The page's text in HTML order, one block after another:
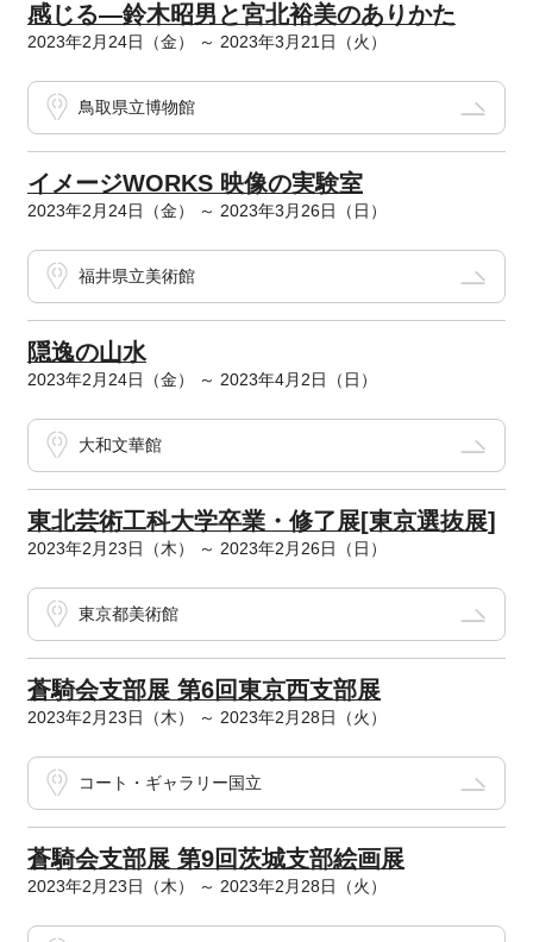
感じる―鈴木昭男と宮北裕美のありかた
2023年2月24日（金） ～ 2023年3月21日（火）
鳥取県立博物館
イメージWORKS 映像の実験室
2023年2月24日（金） ～ 2023年3月26日（日）
福井県立美術館
隠逸の山水
2023年2月24日（金） ～ 2023年4月2日（日）
大和文華館
東北芸術工科大学卒業・修了展[東京選抜展]
2023年2月23日（木） ～ 2023年2月26日（日）
東京都美術館
蒼騎会支部展 第6回東京西支部展
2023年2月23日（木） ～ 2023年2月28日（火）
コート・ギャラリー国立
蒼騎会支部展 第9回茨城支部絵画展
2023年2月23日（木） ～ 2023年2月28日（火）